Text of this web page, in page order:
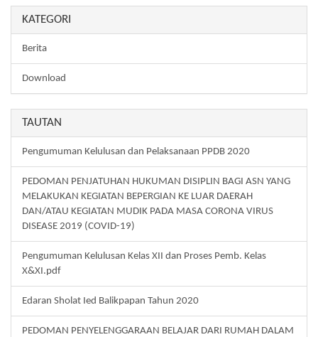
KATEGORI
Berita
Download
TAUTAN
Pengumuman Kelulusan dan Pelaksanaan PPDB 2020
PEDOMAN PENJATUHAN HUKUMAN DISIPLIN BAGI ASN YANG
MELAKUKAN KEGIATAN BEPERGIAN KE LUAR DAERAH
DAN/ATAU KEGIATAN MUDIK PADA MASA CORONA VIRUS
DISEASE 2019 (COVID-19)
Pengumuman Kelulusan Kelas XII dan Proses Pemb. Kelas
X&XI.pdf
Edaran Sholat Ied Balikpapan Tahun 2020
PEDOMAN PENYELENGGARAAN BELAJAR DARI RUMAH DALAM